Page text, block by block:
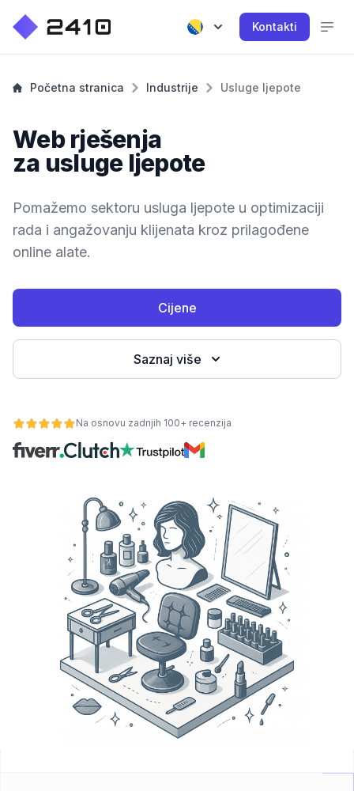
Kontakti
Početna stranica Industrije Usluge ljepote
Web rješenja
za usluge ljepote
Pomažemo sektoru usluga ljepote u optimizaciji
rada i angažovanju klijenata kroz prilagođene
online alate.
Cijene
Saznaj više
Na osnovu zadnjih 100+ recenzija